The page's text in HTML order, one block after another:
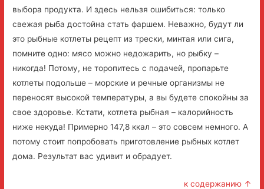
выбора продукта. И здесь нельзя ошибиться: только
свежая рыба достойна стать фаршем. Неважно, будут ли
это рыбные котлеты рецепт из трески, минтая или сига,
помните одно: мясо можно недожарить, но рыбку –
никогда! Потому, не торопитесь с подачей, пропарьте
котлеты подольше – морские и речные организмы не
переносят высокой температуры, а вы будете спокойны за
свое здоровье. Кстати, котлета рыбная – калорийность
ниже некуда! Примерно 147,8 ккал – это совсем немного. А
потому стоит попробовать приготовление рыбных котлет
дома. Результат вас удивит и обрадует.
к содержанию ↑